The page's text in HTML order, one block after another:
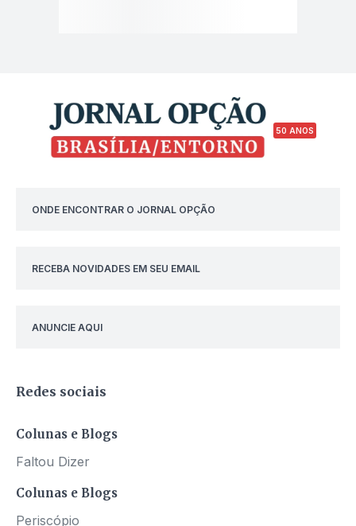
50 ANOS
ONDE ENCONTRAR O JORNAL OPÇÃO
RECEBA NOVIDADES EM SEU EMAIL
ANUNCIE AQUI
Redes sociais
Colunas e Blogs
Faltou Dizer
Colunas e Blogs
Periscópio